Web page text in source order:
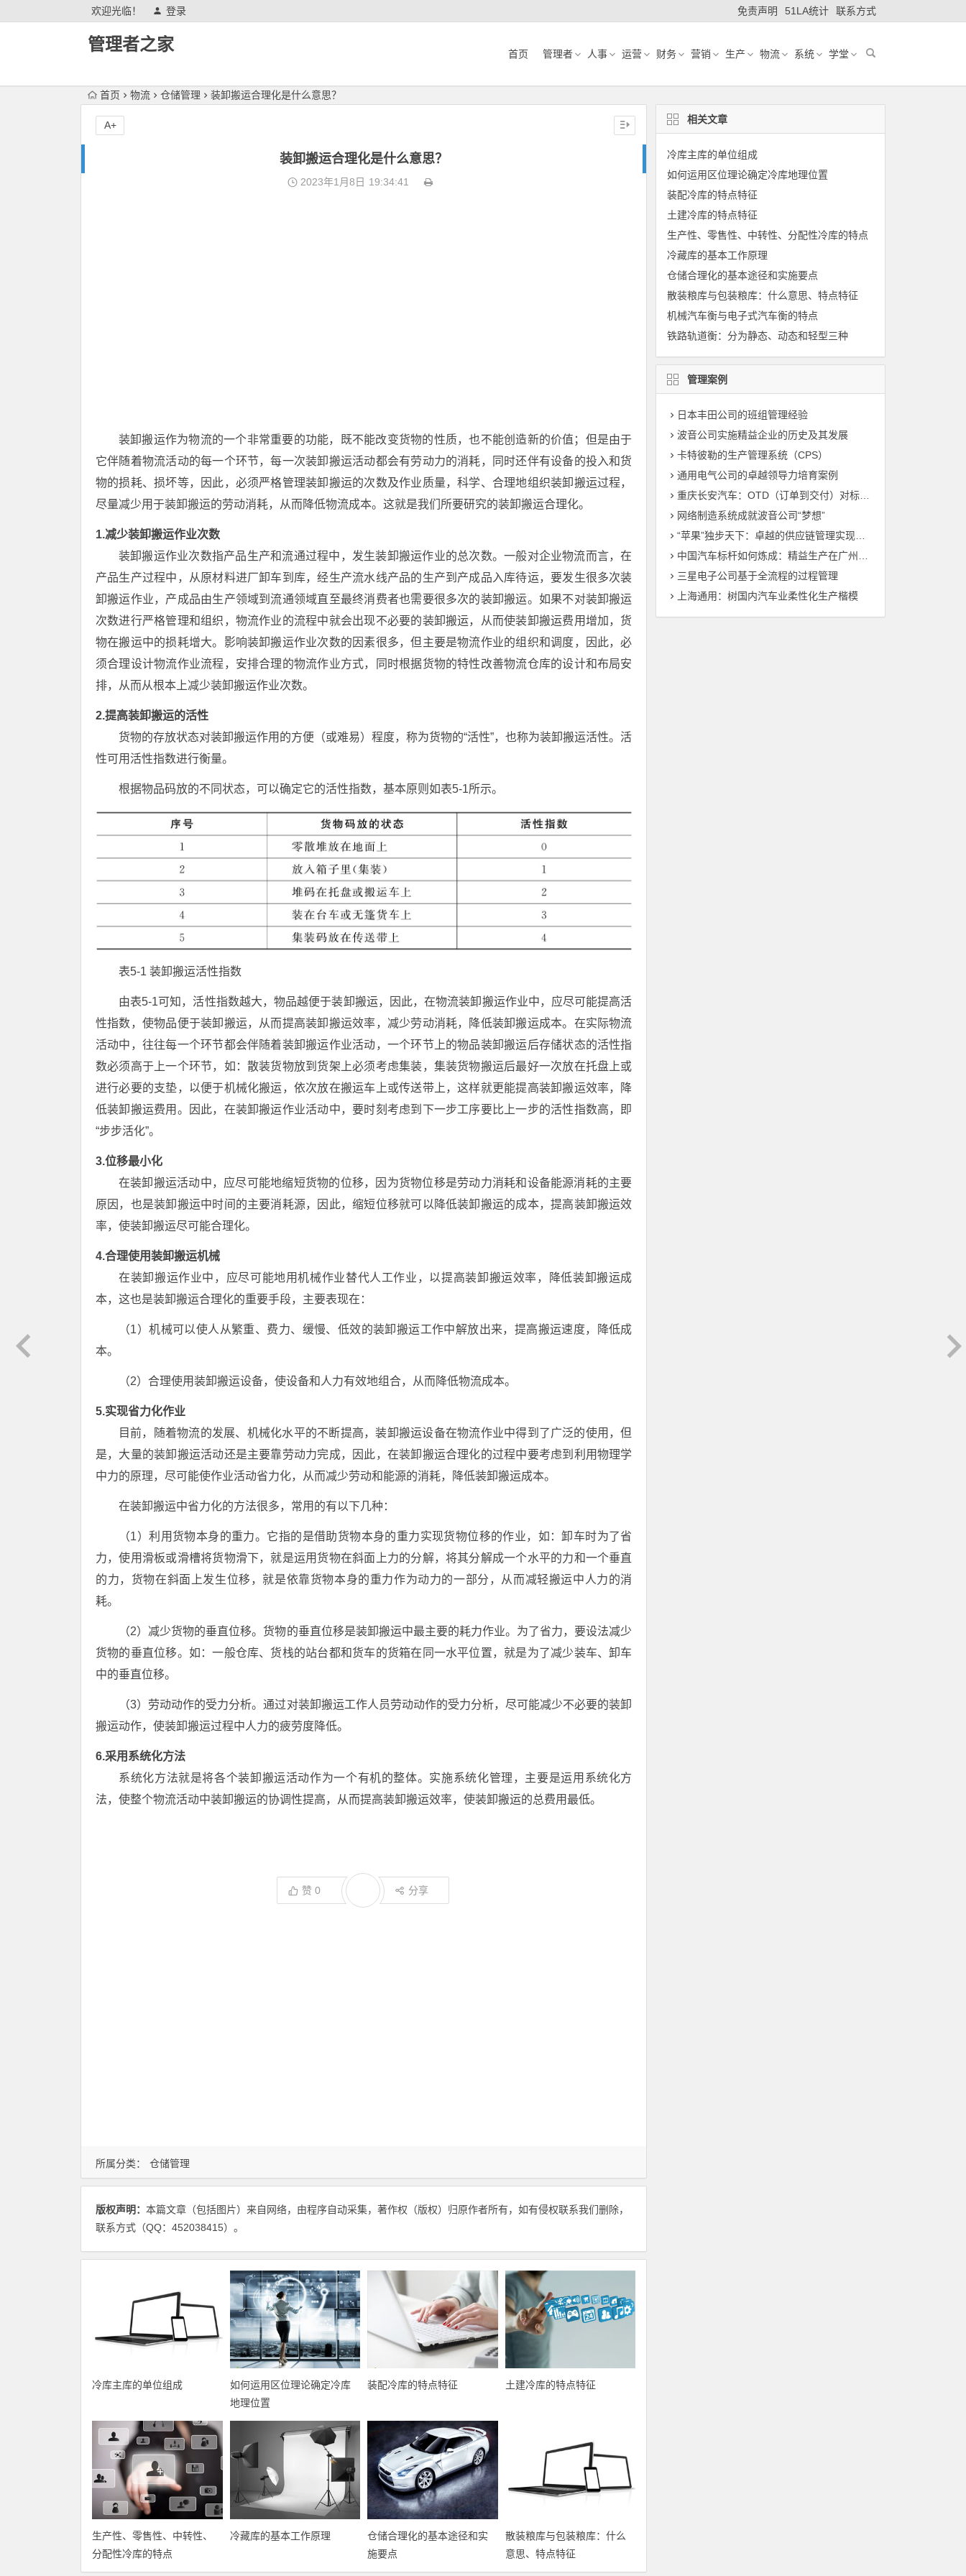
欢迎光临！ 登录 免责声明 51LA统计 联系方式
管理者之家 首页 管理者 人事 运营 财务 营销 生产 物流 系统 学堂
首页 物流 仓储管理 装卸搬运合理化是什么意思？
装卸搬运合理化是什么意思？
2023年1月8日 19:34:41
装卸搬运作为物流的一个非常重要的功能，既不能改变货物的性质，也不能创造新的价值；但是由于
它伴随着物流活动的每一个环节，每一次装卸搬运活动都会有劳动力的消耗，同时还伴有设备的投入和货
物的损耗、损坏等，因此，必须严格管理装卸搬运的次数及作业质量，科学、合理地组织装卸搬运过程，
尽量减少用于装卸搬运的劳动消耗，从而降低物流成本。这就是我们所要研究的装卸搬运合理化。
1.减少装卸搬运作业次数
装卸搬运作业次数指产品生产和流通过程中，发生装卸搬运作业的总次数。一般对企业物流而言，在
产品生产过程中，从原材料进厂卸车到库，经生产流水线产品的生产到产成品入库待运，要发生很多次装
卸搬运作业，产成品由生产领域到流通领域直至最终消费者也需要很多次的装卸搬运。如果不对装卸搬运
次数进行严格管理和组织，物流作业的流程中就会出现不必要的装卸搬运，从而使装卸搬运费用增加，货
物在搬运中的损耗增大。影响装卸搬运作业次数的因素很多，但主要是物流作业的组织和调度，因此，必
须合理设计物流作业流程，安排合理的物流作业方式，同时根据货物的特性改善物流仓库的设计和布局安
排，从而从根本上减少装卸搬运作业次数。
2.提高装卸搬运的活性
货物的存放状态对装卸搬运作用的方便（或难易）程度，称为货物的“活性”，也称为装卸搬运活性。活
性可用活性指数进行衡量。
根据物品码放的不同状态，可以确定它的活性指数，基本原则如表5-1所示。
表5-1 装卸搬运活性指数
由表5-1可知，活性指数越大，物品越便于装卸搬运，因此，在物流装卸搬运作业中，应尽可能提高活
性指数，使物品便于装卸搬运，从而提高装卸搬运效率，减少劳动消耗，降低装卸搬运成本。在实际物流
活动中，往往每一个环节都会伴随着装卸搬运作业活动，一个环节上的物品装卸搬运后存储状态的活性指
数必须高于上一个环节，如：散装货物放到货架上必须考虑集装，集装货物搬运后最好一次放在托盘上或
进行必要的支垫，以便于机械化搬运，依次放在搬运车上或传送带上，这样就更能提高装卸搬运效率，降
低装卸搬运费用。因此，在装卸搬运作业活动中，要时刻考虑到下一步工序要比上一步的活性指数高，即
“步步活化”。
3.位移最小化
在装卸搬运活动中，应尽可能地缩短货物的位移，因为货物位移是劳动力消耗和设备能源消耗的主要
原因，也是装卸搬运中时间的主要消耗源，因此，缩短位移就可以降低装卸搬运的成本，提高装卸搬运效
率，使装卸搬运尽可能合理化。
4.合理使用装卸搬运机械
在装卸搬运作业中，应尽可能地用机械作业替代人工作业，以提高装卸搬运效率，降低装卸搬运成
本，这也是装卸搬运合理化的重要手段，主要表现在：
（1）机械可以使人从繁重、费力、缓慢、低效的装卸搬运工作中解放出来，提高搬运速度，降低成
本。
（2）合理使用装卸搬运设备，使设备和人力有效地组合，从而降低物流成本。
5.实现省力化作业
目前，随着物流的发展、机械化水平的不断提高，装卸搬运设备在物流作业中得到了广泛的使用，但
是，大量的装卸搬运活动还是主要靠劳动力完成，因此，在装卸搬运合理化的过程中要考虑到利用物理学
中力的原理，尽可能使作业活动省力化，从而减少劳动和能源的消耗，降低装卸搬运成本。
在装卸搬运中省力化的方法很多，常用的有以下几种：
（1）利用货物本身的重力。它指的是借助货物本身的重力实现货物位移的作业，如：卸车时为了省
力，使用滑板或滑槽将货物滑下，就是运用货物在斜面上力的分解，将其分解成一个水平的力和一个垂直
的力，货物在斜面上发生位移，就是依靠货物本身的重力作为动力的一部分，从而减轻搬运中人力的消
耗。
（2）减少货物的垂直位移。货物的垂直位移是装卸搬运中最主要的耗力作业。为了省力，要设法减少
货物的垂直位移。如：一般仓库、货栈的站台都和货车的货箱在同一水平位置，就是为了减少装车、卸车
中的垂直位移。
（3）劳动动作的受力分析。通过对装卸搬运工作人员劳动动作的受力分析，尽可能减少不必要的装卸
搬运动作，使装卸搬运过程中人力的疲劳度降低。
6.采用系统化方法
系统化方法就是将各个装卸搬运活动作为一个有机的整体。实施系统化管理，主要是运用系统化方
法，使整个物流活动中装卸搬运的协调性提高，从而提高装卸搬运效率，使装卸搬运的总费用最低。
赞 0 分享
A+
所属分类： 仓储管理
版权声明： 本篇文章（包括图片）来自网络，由程序自动采集，著作权（版权）归原作者所有，如有侵权联系我们删除，
联系方式（QQ：452038415）。
冷库主库的单位组成
如何运用区位理论确定冷库
地理位置
装配冷库的特点特征 土建冷库的特点特征
生产性、零售性、中转性、
分配性冷库的特点
冷藏库的基本工作原理
仓储合理化的基本途径和实
施要点
散装粮库与包装粮库：什么
意思、特点特征
相关文章
冷库主库的单位组成
如何运用区位理论确定冷库地理位置
装配冷库的特点特征
土建冷库的特点特征
生产性、零售性、中转性、分配性冷库的特点
冷藏库的基本工作原理
仓储合理化的基本途径和实施要点
散装粮库与包装粮库：什么意思、特点特征
机械汽车衡与电子式汽车衡的特点
铁路轨道衡：分为静态、动态和轻型三种
管理案例
日本丰田公司的班组管理经验
波音公司实施精益企业的历史及其发展
卡特彼勒的生产管理系统（CPS）
通用电气公司的卓越领导力培育案例
重庆长安汽车：OTD（订单到交付）对标管理（标杆管理）
网络制造系统成就波音公司“梦想”
“苹果”独步天下：卓越的供应链管理实现敏捷制造
中国汽车标杆如何炼成：精益生产在广州丰田的运用
三星电子公司基于全流程的过程管理
上海通用：树国内汽车业柔性化生产楷模